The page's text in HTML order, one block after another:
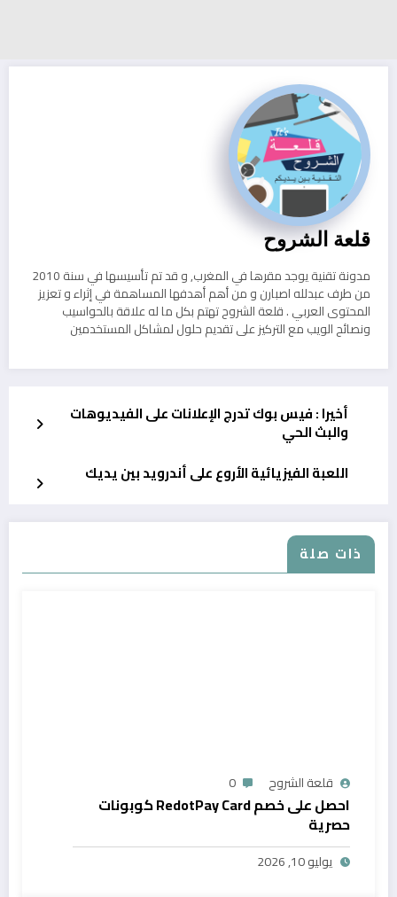
قلعة الشروح
مدونة تقنية يوجد مقرها في المغرب, و قد تم تأسيسها في سنة 2010
من طرف عبدلله اصبارن و من أهم أهدفها المساهمة في إثراء و تعزيز
المحتوى العربي . قلعة الشروح تهتم بكل ما له علاقة بالحواسيب
ونصائح الويب مع التركيز على تقديم حلول لمشاكل المستخدمين
أخيرا : فيس بوك تدرج الإعلانات على الفيديوهات
والبث الحي
اللعبة الفيزيائية الأروع على أندرويد بين يديك
ذات صلة
قلعة الشروح 0
احصل على خصم RedotPay Card كوبونات
حصرية
يوليو 10, 2026